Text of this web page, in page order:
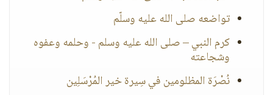
تواضعه صلى الله عليه وسلّم
كرم النبي – صلى الله عليه وسلم - وحلمه وعفوه
وشجاعته
نُصْرَة المظلومين في سِيرة خير المُرْسَلِين